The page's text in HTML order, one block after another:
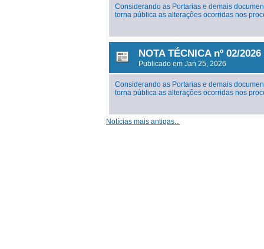
Considerando as Portarias e demais
torna pública as alterações ocorridas nos
NOTA TÉCNICA nº 02/
Publicado em Jan 25, 2026
Considerando as Portarias e demais
torna pública as alterações ocorridas nos
Notícias mais antigas...